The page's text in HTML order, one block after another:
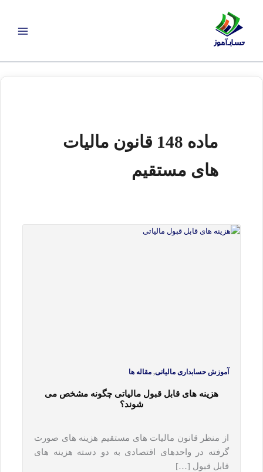
ماده 148 قانون مالیات
های مستقیم
آموزش حسابداری مالیاتی,مقاله ها
هزینه‎ های قابل قبول مالیاتی چگونه مشخص می
شوند؟
از منظر قانون مالیات های مستقیم هزینه های صورت
گرفته در واحدهای اقتصادی به دو دسته هزینه های
قابل قبول […]